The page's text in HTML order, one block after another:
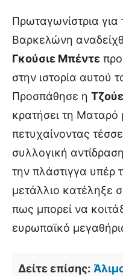
Πρωταγωνίστρια
Βαρκελώνη
Γκούσιε Μπέντε
στην ιστορία αυτού
Προσπάθησε η
κρατήσει τη Ματαρό
πετυχαίνοντας
συλλογική
την πλάστιγγα υπέρ
μετάλλιο κατέληξε
πως μπορεί να
ευρωπαϊκό
Δείτε επίσης: